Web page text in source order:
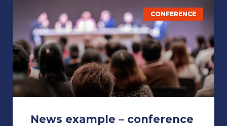
CONFERENCE
News example – conference